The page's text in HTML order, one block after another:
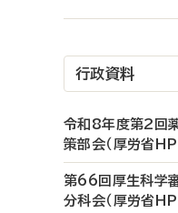
行政資料
令和8年度第2回
策部会（厚労省HP
第66回厚生科学
分科会（厚労省HP